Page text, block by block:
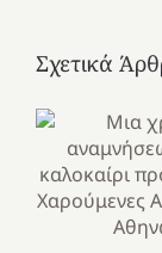
Σχετικά